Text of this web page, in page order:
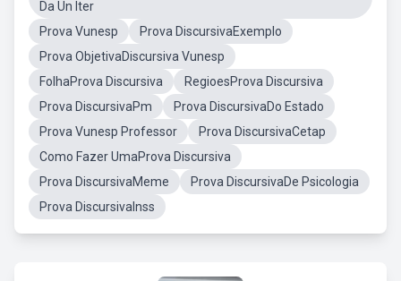
Da Un Iter
Prova Vunesp
Prova DiscursivaExemplo
Prova ObjetivaDiscursiva Vunesp
FolhaProva Discursiva
RegioesProva Discursiva
Prova DiscursivaPm
Prova DiscursivaDo Estado
Prova Vunesp Professor
Prova DiscursivaCetap
Como Fazer UmaProva Discursiva
Prova DiscursivaMeme
Prova DiscursivaDe Psicologia
Prova DiscursivaInss